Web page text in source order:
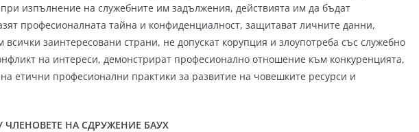
при изпълнение на служебните им задължения, действията им да бъдат
професионалната тайна и конфиденциалност, защитават личните данни,
всички заинтересовани страни, не допускат корупция и злоупотреба със служебно
на интереси, демонстрират професионално отношение към конкуренцията,
етични професионални практики за развитие на човешките ресурси и
НА СДРУЖЕНИЕ БАУХ